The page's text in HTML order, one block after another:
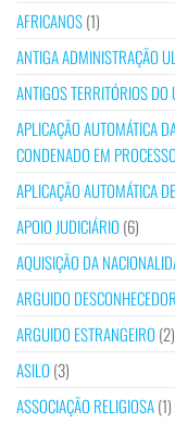
AFRICANOS(1)
ANTIGA ADMINISTRAÇÃO
ANTIGOS TERRITÓRIOS DO
APLICAÇÃO AUTOMÁTICA
CONDENADO EM
APLICAÇÃO AUTOMÁTICA
APOIO JUDICIÁRIO (6)
AQUISIÇÃO DA
ARGUIDO
ARGUIDO ESTRANGEIRO (2)
ASILO (3)
ASSOCIAÇÃO RELIGIOSA(1)